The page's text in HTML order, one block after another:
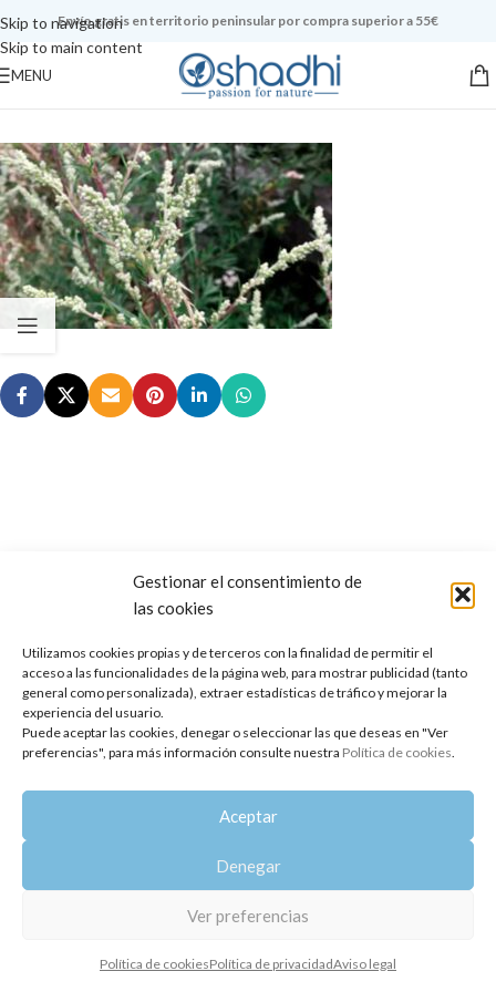
Gestionar el consentimiento de
las cookies
Utilizamos cookies propias y de terceros con la finalidad de permitir el
acceso a las funcionalidades de la página web, para mostrar publicidad (tanto
general como personalizada), extraer estadísticas de tráfico y mejorar la
experiencia del usuario.
Puede aceptar las cookies, denegar o seleccionar las que deseas en "Ver
preferencias", para más información consulte nuestra Política de cookies.
Aceptar
Denegar
Ver preferencias
Política de cookiesPolítica de privacidadAviso legal
Skip to navigation
Skip to main content
Envío gratis en territorio peninsular por compra superior a 55€
MENU
Copyright 2014-2025
Política de privacidad Aviso legal | Política de cookies